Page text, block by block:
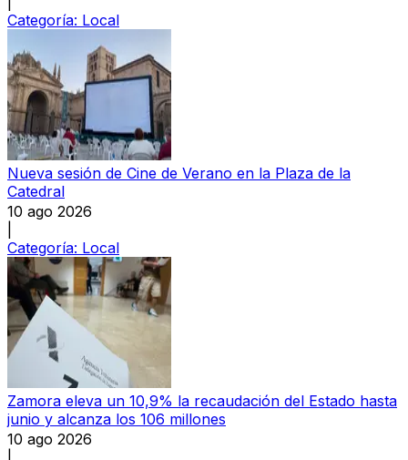
Categoría: Local
Nueva sesión de Cine de Verano en la Plaza de la
Catedral
10 ago 2026
Categoría: Local
Zamora eleva un 10,9% la recaudación del Estado hasta
junio y alcanza los 106 millones
10 ago 2026